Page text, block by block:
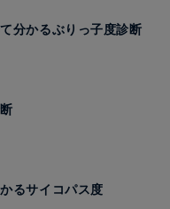
て分かるぶりっ子度診断
るサイコパス度